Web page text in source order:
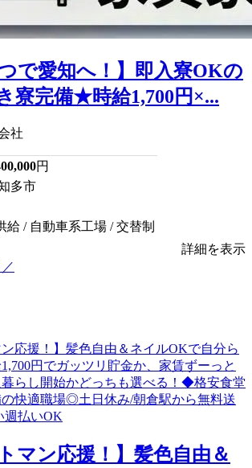
で愛知へ！】即入寮OKの
寮完備★時給1,700円×...
社
円
多市
給 / 自動車系工場 / 交替制
詳細を表示
マン応援！】髪色自由＆